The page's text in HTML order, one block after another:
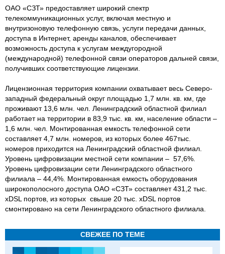
ОАО «СЗТ» предоставляет широкий спектр
телекоммуникационных услуг, включая местную и
внутризоновую телефонную связь, услуги передачи данных,
доступа в Интернет, аренды каналов, обеспечивает
возможность доступа к услугам междугородной
(международной) телефонной связи операторов дальней связи,
получивших соответствующие лицензии.
Лицензионная территория компании охватывает весь Северо-
западный федеральный округ площадью 1,7 млн. кв. км, где
проживают 13,6 млн. чел. Ленинградский областной филиал
работает на территории в 83,9 тыс. кв. км, население области –
1,6 млн. чел. Монтированная емкость телефонной сети
составляет 4,7 млн. номеров, из которых более 467тыс.
номеров приходится на Ленинградский областной филиал.
Уровень цифровизации местной сети компании – 57,6%.
Уровень цифровизации сети Ленинградского областного
филиала – 44,4%. Монтированная емкость оборудования
широкополосного доступа ОАО «СЗТ» составляет 431,2 тыс.
хDSL портов, из которых свыше 20 тыс. хDSL портов
смонтировано на сети Ленинградского областного филиала.
СВЕЖЕЕ ПО ТЕМЕ